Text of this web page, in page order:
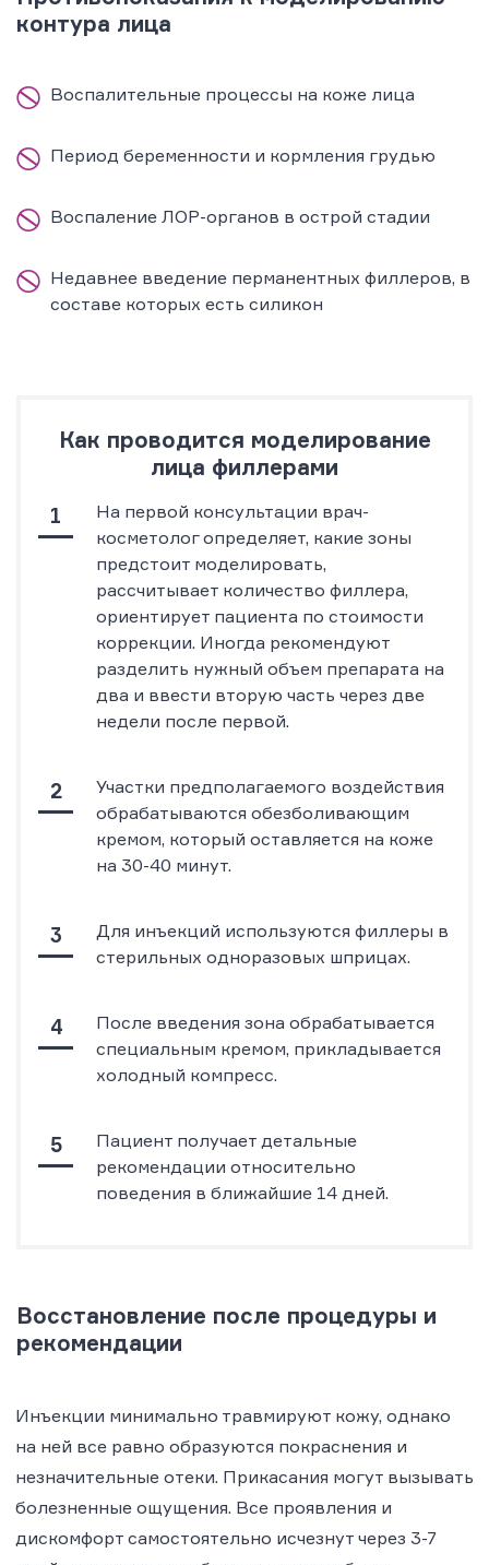
контура лица
Воспалительные процессы на коже лица
Период беременности и кормления грудью
Воспаление ЛОР-органов в острой стадии
Недавнее введение перманентных филлеров, в
составе которых есть силикон
Как проводится моделирование
лица филлерами
На первой консультации врач-
косметолог определяет, какие зоны
предстоит моделировать,
рассчитывает количество филлера,
ориентирует пациента по стоимости
коррекции. Иногда рекомендуют
разделить нужный объем препарата на
два и ввести вторую часть через две
недели после первой.
Участки предполагаемого воздействия
обрабатываются обезболивающим
кремом, который оставляется на коже
на 30-40 минут.
Для инъекций используются филлеры в
стерильных одноразовых шприцах.
После введения зона обрабатывается
специальным кремом, прикладывается
холодный компресс.
Пациент получает детальные
рекомендации относительно
поведения в ближайшие 14 дней.
Восстановление после процедуры и
рекомендации
Инъекции минимально травмируют кожу, однако
на ней все равно образуются покраснения и
незначительные отеки. Прикасания могут вызывать
болезненные ощущения. Все проявления и
дискомфорт самостоятельно исчезнут через 3-7